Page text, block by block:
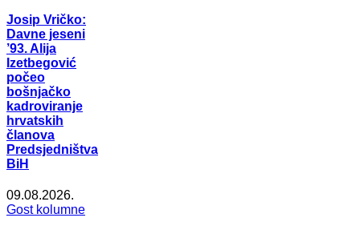
Josip Vričko:
Davne jeseni
’93. Alija
Izetbegović
počeo
bošnjačko
kadroviranje
hrvatskih
članova
Predsjedništva
BiH
09.08.2026.
Gost kolumne